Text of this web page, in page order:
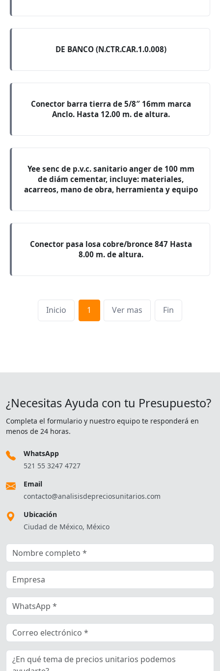
DE BANCO (N.CTR.CAR.1.0.008)
Conector barra tierra de 5/8″ 16mm marca
Anclo. Hasta 12.00 m. de altura.
Yee senc de p.v.c. sanitario anger de 100 mm
de diám cementar, incluye: materiales,
acarreos, mano de obra, herramienta y equipo
Conector pasa losa cobre/bronce 847 Hasta
8.00 m. de altura.
Inicio 1 Ver mas Fin
¿Necesitas Ayuda con tu Presupuesto?
Completa el formulario y nuestro equipo te responderá en
menos de 24 horas.
WhatsApp
521 55 3247 4727
Email
contacto@analisisdepreciosunitarios.com
Ubicación
Ciudad de México, México